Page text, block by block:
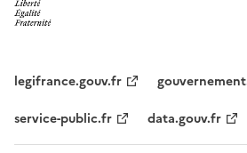
legifrance.gouv.fr
service-public.fr
data.gouv.fr